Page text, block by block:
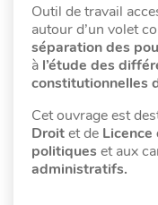
Outil de travail
autour d’un volet
séparation des
à l’étude des
constitutionnelles
Cet ouvrage est
Droitet de Licence
politiques et aux
administratifs.